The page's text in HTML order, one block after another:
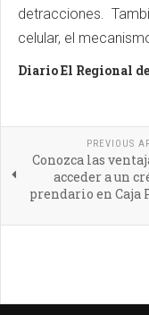
detracciones.
celular, el
Diario El Regional
PREVIOUS
Conozca las
acceder a un
prendario en Caja